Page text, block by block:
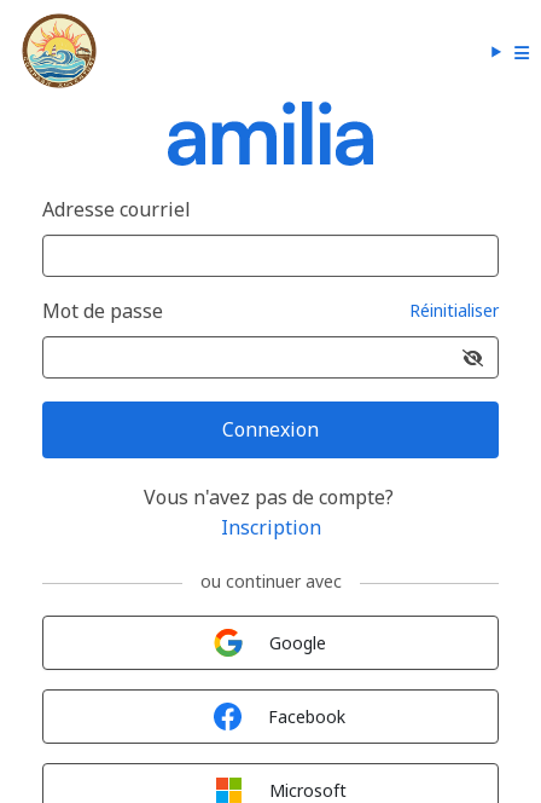
Adresse courriel
Mot de passe Réinitialiser
Connexion
Vous n'avez pas de compte?
Inscription
ou continuer avec
Google
Facebook
Microsoft